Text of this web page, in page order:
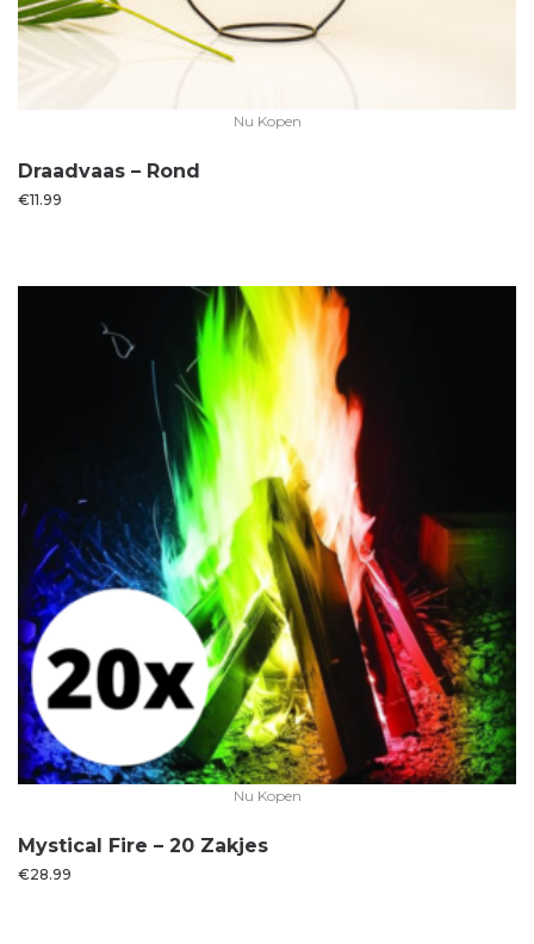
Nu Kopen
Draadvaas – Rond
€11.99
Nu Kopen
Mystical Fire – 20 Zakjes
€28.99